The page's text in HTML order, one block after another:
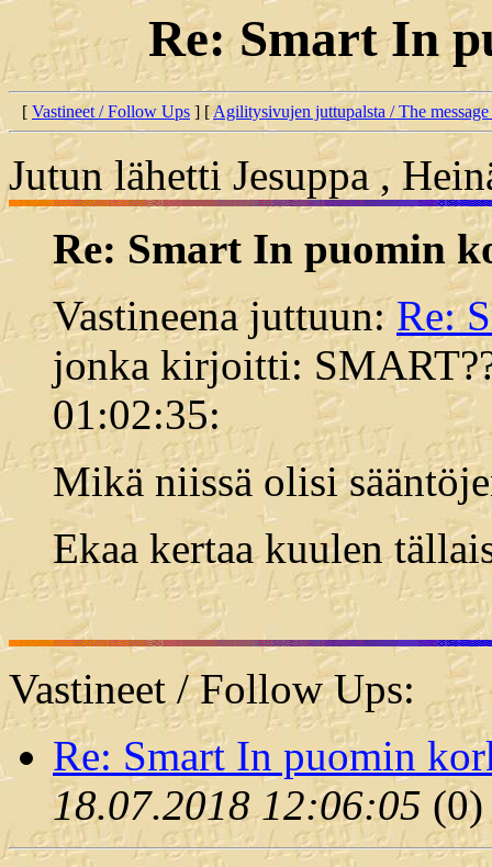
Re: Smart In
[ Vastineet / Follow Ups ] [Agilitysivujen juttupalsta / The
Jutun lähetti Jesuppa ,
Re: Smart In puomin
Vastineena juttuun:Re:
jonka kirjoitti:
01:02:35:
Mikä niissä olisi
Ekaa kertaa kuulen
Vastineet / Follow Ups:
Re: Smart In puomin
18.07.2018 12:06:05 (0)